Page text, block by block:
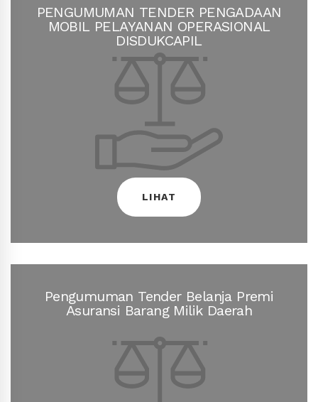
PENGUMUMAN TENDER PENGADAAN
MOBIL PELAYANAN OPERASIONAL
DISDUKCAPIL
LIHAT
PENGUMUMAN TENDER PENGADAAN
MOBIL PELAYANAN OPERASIONAL
DISDUKCAPIL
LIHAT
Pengumuman Tender Belanja Premi
Asuransi Barang Milik Daerah
LIHAT